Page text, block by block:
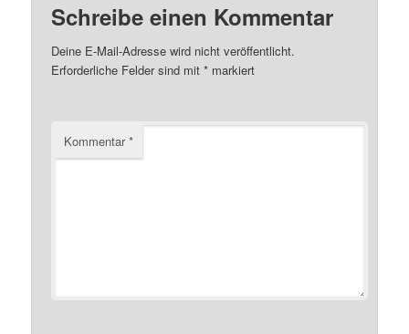
Schreibe einen Kommentar
Deine E-Mail-Adresse wird nicht veröffentlicht.
Erforderliche Felder sind mit* markiert
Kommentar*